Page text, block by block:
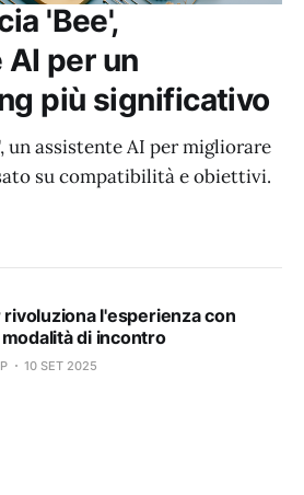
'Bee',
per un
più significativo
un assistente AI per migliorare
su compatibilità e obiettivi.
l'esperienza con
di incontro
10 SET 2025